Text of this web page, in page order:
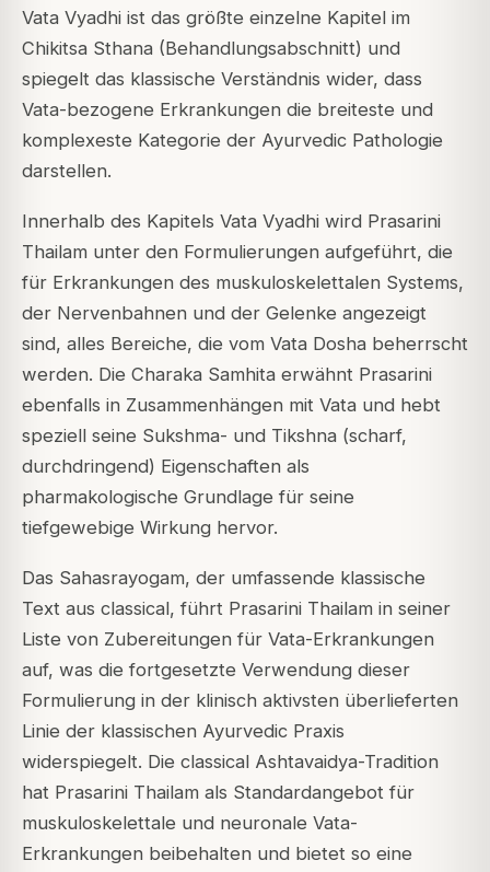
Vata Vyadhi ist das größte einzelne Kapitel im
Chikitsa Sthana (Behandlungsabschnitt) und
spiegelt das klassische Verständnis wider, dass
Vata-bezogene Erkrankungen die breiteste und
komplexeste Kategorie der Ayurvedic Pathologie
darstellen.
Innerhalb des Kapitels Vata Vyadhi wird Prasarini
Thailam unter den Formulierungen aufgeführt, die
für Erkrankungen des muskuloskelettalen Systems,
der Nervenbahnen und der Gelenke angezeigt
sind, alles Bereiche, die vom Vata Dosha beherrscht
werden. Die Charaka Samhita erwähnt Prasarini
ebenfalls in Zusammenhängen mit Vata und hebt
speziell seine Sukshma- und Tikshna (scharf,
durchdringend) Eigenschaften als
pharmakologische Grundlage für seine
tiefgewebige Wirkung hervor.
Das Sahasrayogam, der umfassende klassische
Text aus classical, führt Prasarini Thailam in seiner
Liste von Zubereitungen für Vata-Erkrankungen
auf, was die fortgesetzte Verwendung dieser
Formulierung in der klinisch aktivsten überlieferten
Linie der klassischen Ayurvedic Praxis
widerspiegelt. Die classical Ashtavaidya-Tradition
hat Prasarini Thailam als Standardangebot für
muskuloskelettale und neuronale Vata-
Erkrankungen beibehalten und bietet so eine